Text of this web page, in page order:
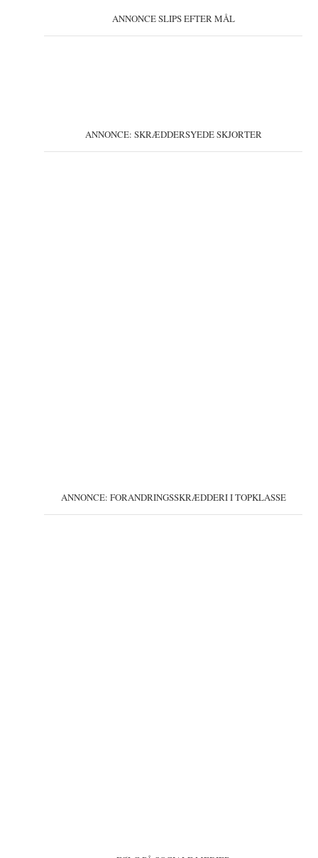
ANNONCE SLIPS EFTER MÅL
ANNONCE: SKRÆDDERSYEDE SKJORTER
ANNONCE: FORANDRINGSSKRÆDDERI I TOPKLASSE